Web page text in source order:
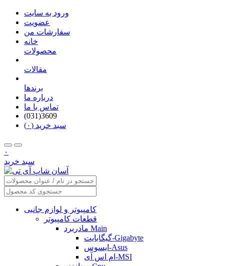
ورود به سایت
عضویت
سفارشات من
خانه
محصولات
مقالات
برندها
درباره ما
تماس با ما
(031)3609
سبد خرید (۰)
۰
سبد خرید
کامپیوتر و لوازم جانبی
قطعات کامپیوتر
مادربرد Main
گیگابایت-Gigabyte
ایسوس-Asus
ام اس آی-MSI